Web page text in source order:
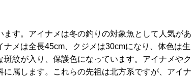
す。アイナメは冬の釣りの対象魚として人気があ
メは全長45cm、クジメは30cmになり、体色は生
紋が入り、保護色になっています。アイナメやク
属します。これらの先祖は北方系ですが、アイナ